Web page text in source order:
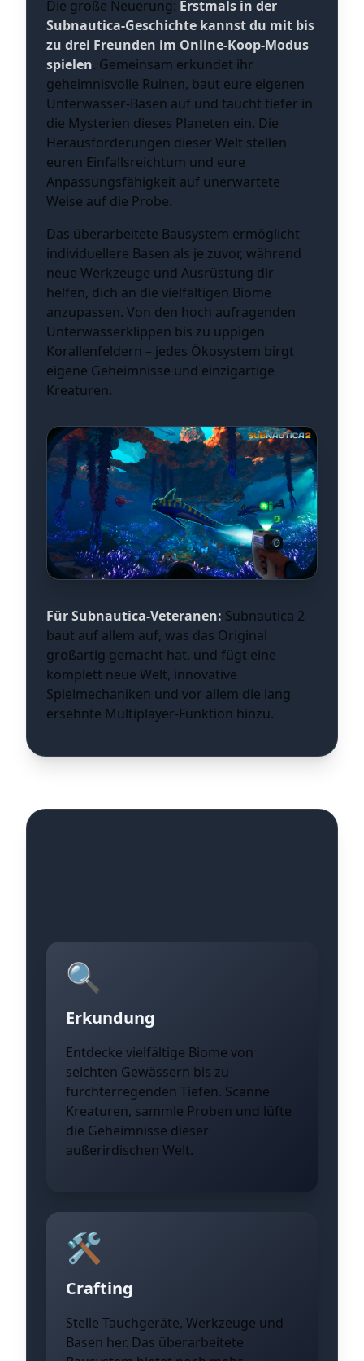
Die große Neuerung: Erstmals in der
Subnautica-Geschichte kannst du mit bis
zu drei Freunden im Online-Koop-Modus
spielen. Gemeinsam erkundet ihr
geheimnisvolle Ruinen, baut eure eigenen
Unterwasser-Basen auf und taucht tiefer in
die Mysterien dieses Planeten ein. Die
Herausforderungen dieser Welt stellen
euren Einfallsreichtum und eure
Anpassungsfähigkeit auf unerwartete
Weise auf die Probe.
Das überarbeitete Bausystem ermöglicht
individuellere Basen als je zuvor, während
neue Werkzeuge und Ausrüstung dir
helfen, dich an die vielfältigen Biome
anzupassen. Von den hoch aufragenden
Unterwasserklippen bis zu üppigen
Korallenfeldern – jedes Ökosystem birgt
eigene Geheimnisse und einzigartige
Kreaturen.
Für Subnautica-Veteranen: Subnautica 2
baut auf allem auf, was das Original
großartig gemacht hat, und fügt eine
komplett neue Welt, innovative
Spielmechaniken und vor allem die lang
ersehnte Multiplayer-Funktion hinzu.
🔍
Erkundung
Entdecke vielfältige Biome von
seichten Gewässern bis zu
furchterregenden Tiefen. Scanne
Kreaturen, sammle Proben und lüfte
die Geheimnisse dieser
außerirdischen Welt.
🛠️
Crafting
Stelle Tauchgeräte, Werkzeuge und
Basen her. Das überarbeitete